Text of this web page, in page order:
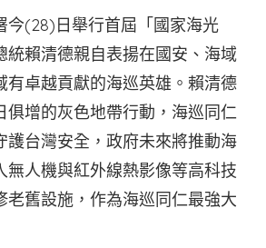
今(28)日舉行首屆「國家海光
統賴清德親自表揚在國安、海域
有卓越貢獻的海巡英雄。賴清德
俱增的灰色地帶行動，海巡同仁
護台灣安全，政府未來將推動海
無人機與紅外線熱影像等高科技
老舊設施，作為海巡同仁最強大